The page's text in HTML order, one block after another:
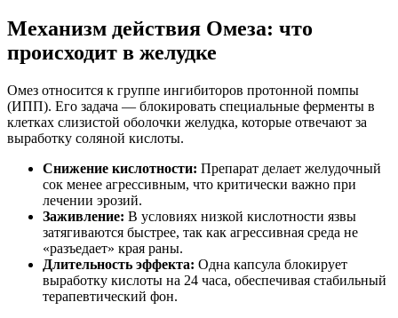
Механизм действия Омеза: что
происходит в желудке
Омез относится к группе ингибиторов протонной помпы
(ИПП). Его задача — блокировать специальные ферменты в
клетках слизистой оболочки желудка, которые отвечают за
выработку соляной кислоты.
Снижение кислотности: Препарат делает желудочный
сок менее агрессивным, что критически важно при
лечении эрозий.
Заживление: В условиях низкой кислотности язвы
затягиваются быстрее, так как агрессивная среда не
«разъедает» края раны.
Длительность эффекта: Одна капсула блокирует
выработку кислоты на 24 часа, обеспечивая стабильный
терапевтический фон.